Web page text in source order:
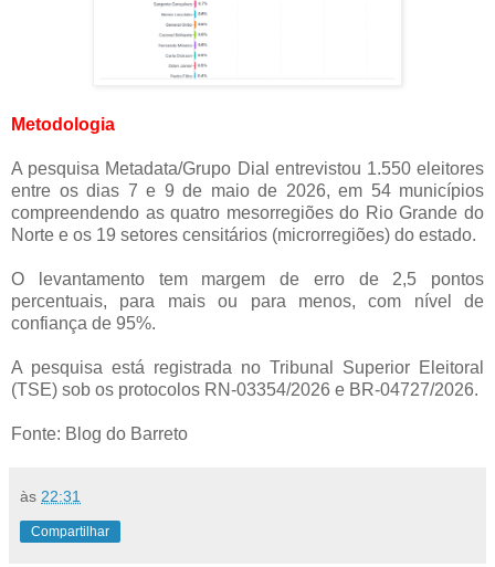
Metodologia
A pesquisa Metadata/Grupo Dial entrevistou 1.550 eleitores
entre os dias 7 e 9 de maio de 2026, em 54 municípios
compreendendo as quatro mesorregiões do Rio Grande do
Norte e os 19 setores censitários (microrregiões) do estado.
O levantamento tem margem de erro de 2,5 pontos
percentuais, para mais ou para menos, com nível de
confiança de 95%.
A pesquisa está registrada no Tribunal Superior Eleitoral
(TSE) sob os protocolos RN-03354/2026 e BR-04727/2026.
Fonte: Blog do Barreto
às 22:31
Compartilhar